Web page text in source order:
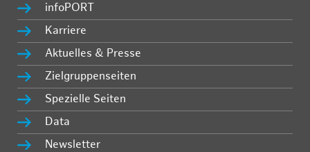
infoPORT
Karriere
Aktuelles & Presse
Zielgruppenseiten
Spezielle Seiten
Data
Newsletter